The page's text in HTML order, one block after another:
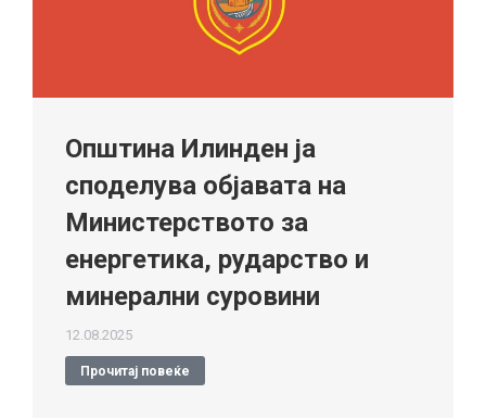
Општина Илинден ја
споделува објавата на
Министерството за
енергетика, рударство и
минерални суровини
12.08.2025
Прочитај повеќе